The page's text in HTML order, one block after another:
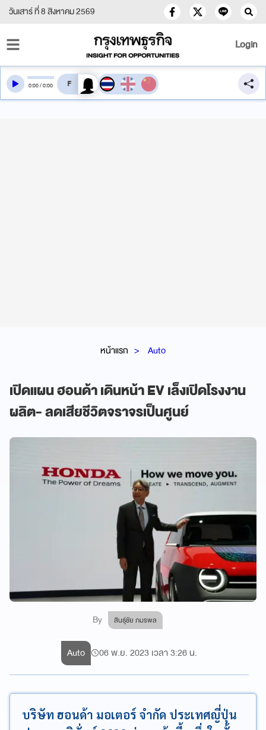
วันเสาร์ ที่ 8 สิงหาคม 2569
Login
หน้าแรก Auto
เปิดแผน ฮอนด้า เดินหน้า EV เล็งเปิดโรงงาน
ผลิต- ลดเสียชีวิตจราจรเป็นศูนย์
By สินธุ์ชัย ภมรพล
0:00/0:00 สลับเสียงอ่าน
Auto 06 พ.ย. 2023 เวลา 3:26 น.
บริษัท ฮอนด้า มอเตอร์ จำกัด ประเทศญี่ปุ่น